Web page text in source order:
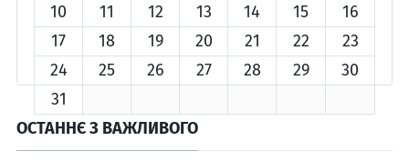
10
11 12 13 14 15
16
17
18 19 20 21 22
23
24
25 26 27 28 29
30
31
ОСТАННЄ З ВАЖЛИВОГО